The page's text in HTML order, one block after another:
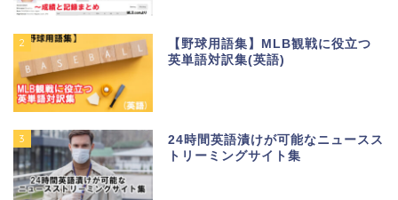
2
【野球用語集】MLB観戦に役立つ
英単語対訳集(英語)
3
24時間英語漬けが可能なニュースス
トリーミングサイト集